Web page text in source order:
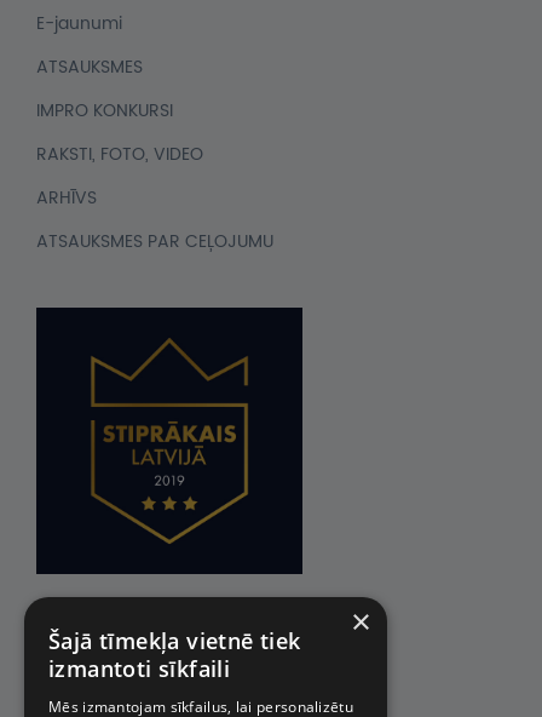
E-jaunumi
ATSAUKSMES
IMPRO KONKURSI
RAKSTI, FOTO, VIDEO
ARHĪVS
ATSAUKSMES PAR CEĻOJUMU
×
Šajā tīmekļa vietnē tiek
izmantoti sīkfaili
Mēs izmantojam sīkfailus, lai personalizētu